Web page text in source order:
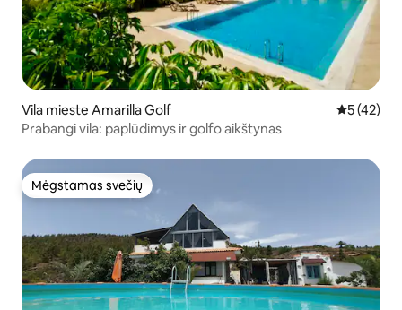
Vila mieste Amarilla Golf Vidutinis
5 (42)
Prabangi vila: paplūdimys ir golfo aikštynas
Mėgstamas svečių
Mėgstamas svečių